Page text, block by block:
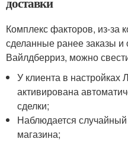
Комплекс факторов, из-за
сделанные ранее заказы и
Вайлдберриз, можно
У клиента в настройках
активирована
сделки;
Наблюдается
магазина;